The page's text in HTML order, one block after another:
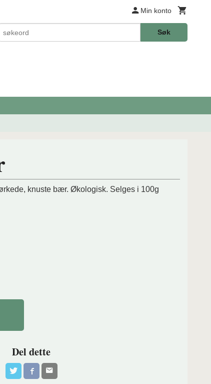
Min konto
Søk
knuste bær. Økologisk. Selges i 100g
Del dette